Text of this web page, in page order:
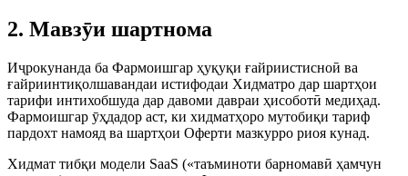
2. Мавзӯи шартнома
Иҷрокунанда ба Фармоишгар ҳуқуқи ғайриистисноӣ ва
ғайриинтиқолшавандаи истифодаи Хидматро дар шартҳои
тарифи интихобшуда дар давоми давраи ҳисоботӣ медиҳад.
Фармоишгар ӯҳдадор аст, ки хидматҳоро мутобиқи тариф
пардохт намояд ва шартҳои Оферти мазкурро риоя кунад.
Хидмат тибқи модели SaaS («таъминоти барномавӣ ҳамчун